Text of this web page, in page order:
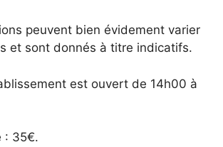
peuvent bien évidement varier
et sont donnés à titre indicatifs.
est ouvert de 14h00 à
: 35€.